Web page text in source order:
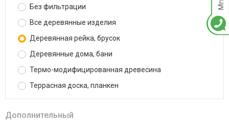
Без фильтрации
Все деревянные изделия
Деревянная рейка, брусок
Деревянные дома, бани
Термо-модифицированная древесина
Террасная доска, планкен
Дополнительный